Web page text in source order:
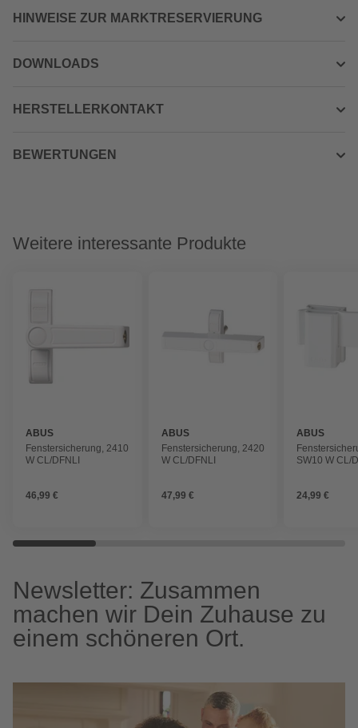
HINWEISE ZUR MARKTRESERVIERUNG
DOWNLOADS
HERSTELLERKONTAKT
BEWERTUNGEN
Weitere interessante Produkte
ABUS
Fenstersicherung, 2410
W CL/DFNLI
46,99 €
ABUS
Fenstersicherung, 2420
W CL/DFNLI
47,99 €
ABUS
SW10 W CL/
24,99 €
Newsletter: Zusammen
machen wir Dein Zuhause zu
einem schöneren Ort.